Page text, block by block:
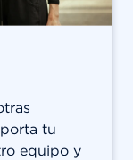
tu
equipo y